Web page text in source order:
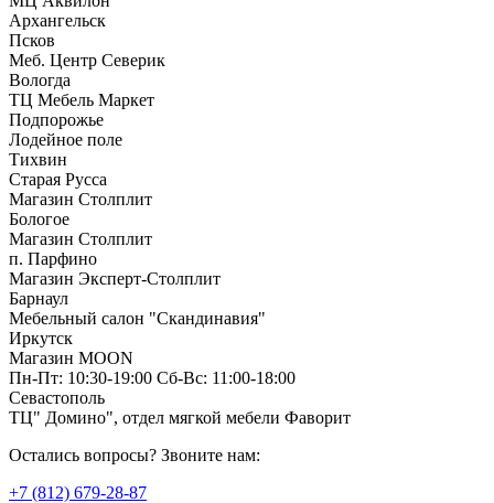
Архангельск
Псков
Меб. Центр Северик
Вологда
ТЦ Мебель Маркет
Подпорожье
Лодейное поле
Тихвин
Старая Русса
Магазин Столплит
Бологое
Магазин Столплит
п. Парфино
Магазин Эксперт-Столплит
Барнаул
Мебельный салон "Скандинавия"
Иркутск
Магазин MOON
Пн-Пт: 10:30-19:00 Сб-Вс: 11:00-18:00
Севастополь
ТЦ" Домино", отдел мягкой мебели Фаворит
Остались вопросы? Звоните нам:
+7 (812) 679-28-87